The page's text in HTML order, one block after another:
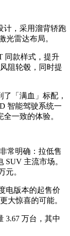
计，采用溜背轿跑
光雷达布局。
同款样式，提升
阻轮毂，同时提
「满血」标配，
智能驾驶系统一
一致的体验。
常明确：拉低售
SUV 主流市场。
元。
电版本的起售价
大惊喜的可能。
3.67 万台，其中